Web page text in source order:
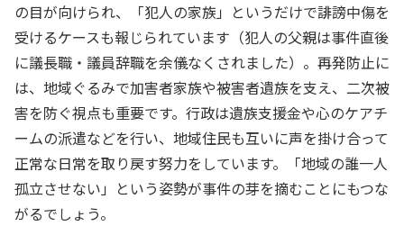
の目が向けられ、「犯人の家族」というだけで誹謗中傷を
受けるケースも報じられています（犯人の父親は事件直後
に議長職・議員辞職を余儀なくされました）。再発防止に
は、地域ぐるみで加害者家族や被害者遺族を支え、二次被
害を防ぐ視点も重要です。行政は遺族支援金や心のケアチ
ームの派遣などを行い、地域住民も互いに声を掛け合って
正常な日常を取り戻す努力をしています。「地域の誰一人
孤立させない」という姿勢が事件の芽を摘むことにもつな
がるでしょう。